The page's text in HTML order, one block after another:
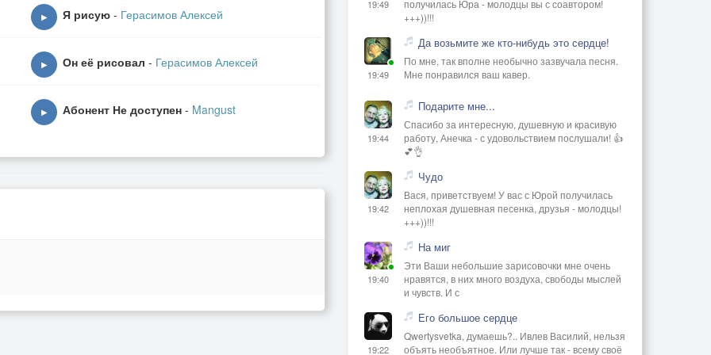
▶ Я рисую - Герасимов Алексей
▶ Он её рисовал - Герасимов Алексей
▶ Абонент Не доступен - Mangust
19:49
получилась Юра - молодцы вы с соавтором!
+++))!!!
19:49
Да возьмите же кто-нибудь это сердце!
По мне, так вполне необычно зазвучала песня.
Мне понравился ваш кавер.
19:44
Подарите мне...
Спасибо за интересную, душевную и красивую
работу, Анечка - с удовольствием послушали! 👍
💕👌
19:42
Чудо
Вася, приветствуем! У вас с Юрой получилась
неплохая душевная песенка, друзья - молодцы!
+++))!!!
19:40
На миг
Эти Ваши небольшие зарисовочки мне очень
нравятся, в них много воздуха, свободы мыслей
и чувств. И с
19:22
Его большое сердце
Qwertysvetka, думаешь?.. Ивлев Василий, нельзя
объять необъятное. Или лучше так - всему своё